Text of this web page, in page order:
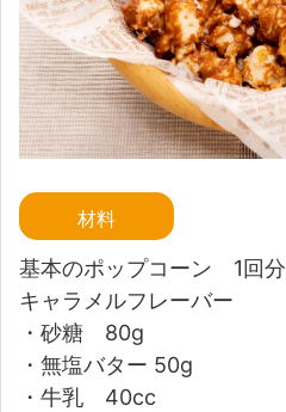
材料
基本のポップコーン 1回分
キャラメルフレーバー
・砂糖 80g
・無塩バター 50g
・牛乳 40cc